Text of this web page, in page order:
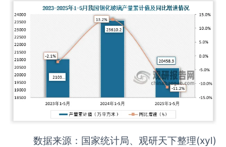
数据来源：国家统计局、观研天下整理(xyl)